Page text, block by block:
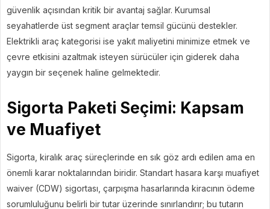
güvenlik açısından kritik bir avantaj sağlar. Kurumsal
seyahatlerde üst segment araçlar temsil gücünü destekler.
Elektrikli araç kategorisi ise yakıt maliyetini minimize etmek ve
çevre etkisini azaltmak isteyen sürücüler için giderek daha
yaygın bir seçenek haline gelmektedir.
Sigorta Paketi Seçimi: Kapsam
ve Muafiyet
Sigorta, kiralık araç süreçlerinde en sık göz ardı edilen ama en
önemli karar noktalarından biridir. Standart hasara karşı muafiyet
waiver (CDW) sigortası, çarpışma hasarlarında kiracının ödeme
sorumluluğunu belirli bir tutar üzerinde sınırlandırır; bu tutarın